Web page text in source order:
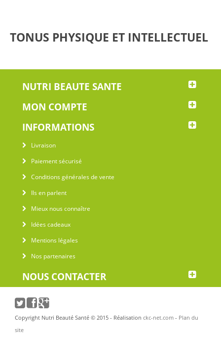
TONUS PHYSIQUE ET INTELLECTUEL
NUTRI BEAUTE SANTE
MON COMPTE
INFORMATIONS
Livraison
Paiement sécurisé
Conditions générales de vente
Ils en parlent
Mieux nous connaître
Idées cadeaux
Mentions légales
Nos partenaires
NOUS CONTACTER
Copyright Nutri Beauté Santé © 2015 - Réalisation ckc-net.com - Plan du
site